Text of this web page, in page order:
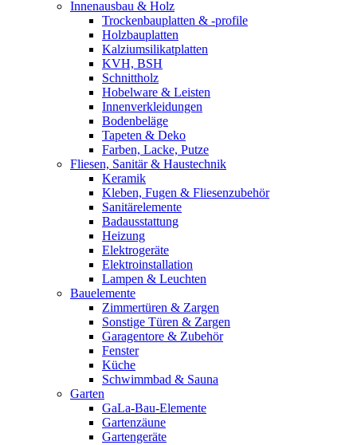
Innenausbau & Holz
Trockenbauplatten & -profile
Holzbauplatten
Kalziumsilikatplatten
KVH, BSH
Schnittholz
Hobelware & Leisten
Innenverkleidungen
Bodenbeläge
Tapeten & Deko
Farben, Lacke, Putze
Fliesen, Sanitär & Haustechnik
Keramik
Kleben, Fugen & Fliesenzubehör
Sanitärelemente
Badausstattung
Heizung
Elektrogeräte
Elektroinstallation
Lampen & Leuchten
Bauelemente
Zimmertüren & Zargen
Sonstige Türen & Zargen
Garagentore & Zubehör
Fenster
Küche
Schwimmbad & Sauna
Garten
GaLa-Bau-Elemente
Gartenzäune
Gartengeräte